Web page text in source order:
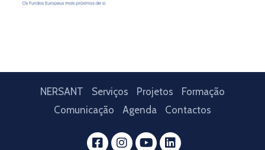
NERSANT Serviços Projetos
Formação
Comunicação
Agenda Contactos